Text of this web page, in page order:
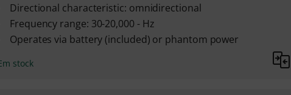
Directional characteristic: omnidirectional
Frequency range: 30-20,000 - Hz
Operates via battery (included) or phantom power
stock